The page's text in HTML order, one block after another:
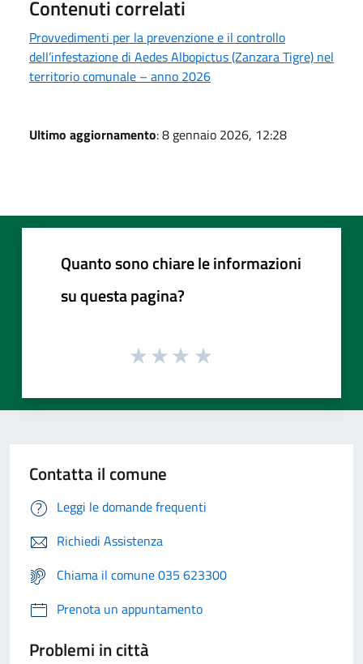
Contenuti correlati
Provvedimenti per la prevenzione e il controllo
dell’infestazione di Aedes Albopictus (Zanzara Tigre) nel
territorio comunale – anno 2026
Ultimo aggiornamento: 8 gennaio 2026, 12:28
Quanto sono chiare le informazioni
su questa pagina?
Contatta il comune
Leggi le domande frequenti
Richiedi Assistenza
Chiama il comune 035 623300
Prenota un appuntamento
Problemi in città